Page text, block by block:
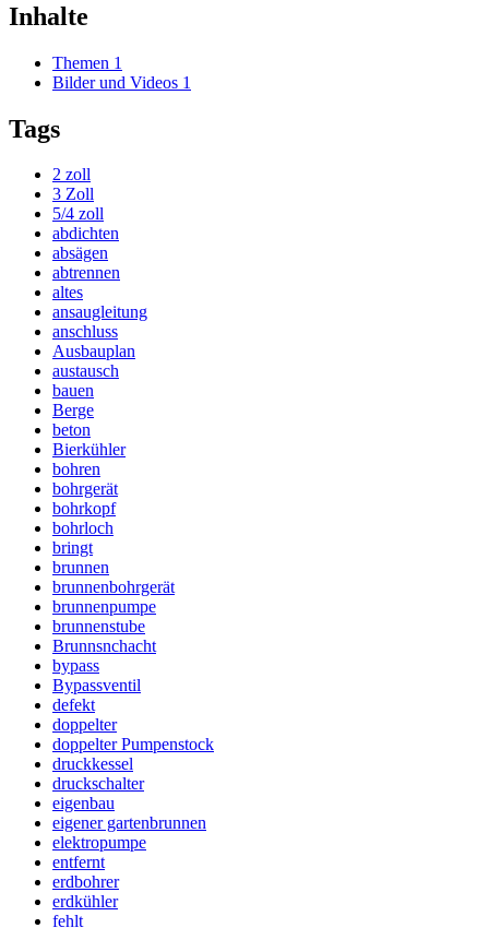
Inhalte
Themen 1
Bilder und Videos 1
Tags
2 zoll
3 Zoll
5/4 zoll
abdichten
absägen
abtrennen
altes
ansaugleitung
anschluss
Ausbauplan
austausch
bauen
Berge
beton
Bierkühler
bohren
bohrgerät
bohrkopf
bohrloch
bringt
brunnen
brunnenbohrgerät
brunnenpumpe
brunnenstube
Brunnsnchacht
bypass
Bypassventil
defekt
doppelter
doppelter Pumpenstock
druckkessel
druckschalter
eigenbau
eigener gartenbrunnen
elektropumpe
entfernt
erdbohrer
erdkühler
fehlt